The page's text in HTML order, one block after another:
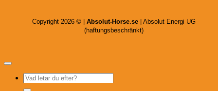
Copyright 2026 © | Absolut-Horse.se | Absolut Energi UG
(haftungsbeschränkt)
Sök
efter: